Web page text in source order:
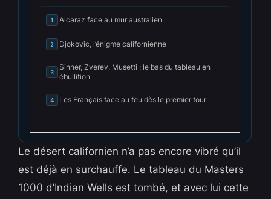
1 Alcaraz face au mur australien
2 Djokovic, l’énigme californienne
3
Sinner, Zverev, Musetti : le bas du tableau en
ébullition
4 Les Français face au feu dès le premier tour
Le désert californien n’a pas encore vibré qu’il
est déjà en surchauffe. Le tableau du Masters
1000 d’Indian Wells est tombé, et avec lui cette